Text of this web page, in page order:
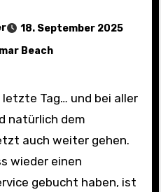
18. September 2025
Beach
natürlich dem
auch weiter gehen.
wieder einen
gebucht haben, ist